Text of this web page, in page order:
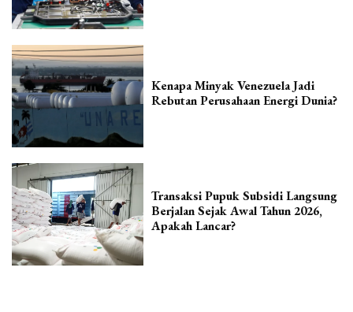
Kenapa Minyak Venezuela Jadi
Rebutan Perusahaan Energi Dunia?
Transaksi Pupuk Subsidi Langsung
Berjalan Sejak Awal Tahun 2026,
Apakah Lancar?